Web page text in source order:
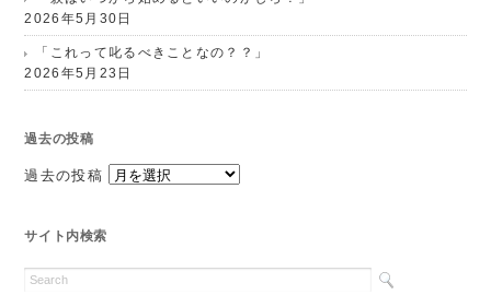
2026年5月30日
「これって叱るべきことなの？？」
2026年5月23日
過去の投稿
過去の投稿
サイト内検索